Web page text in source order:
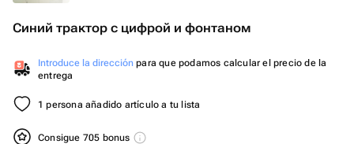
Синий трактор с цифрой и фонтаном
Introduce la dirección para que podamos calcular el precio de la
entrega
1 persona añadido artículo a tu lista
Consigue 705 bonus